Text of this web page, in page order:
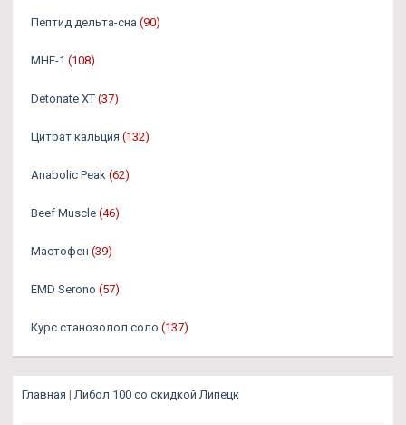
Пептид дельта-сна (90)
MHF-1 (108)
Detonate XT (37)
Цитрат кальция (132)
Anabolic Peak (62)
Beef Muscle (46)
Мастофен (39)
EMD Serono (57)
Курс станозолол соло (137)
Главная |Либол 100 со скидкой Липецк